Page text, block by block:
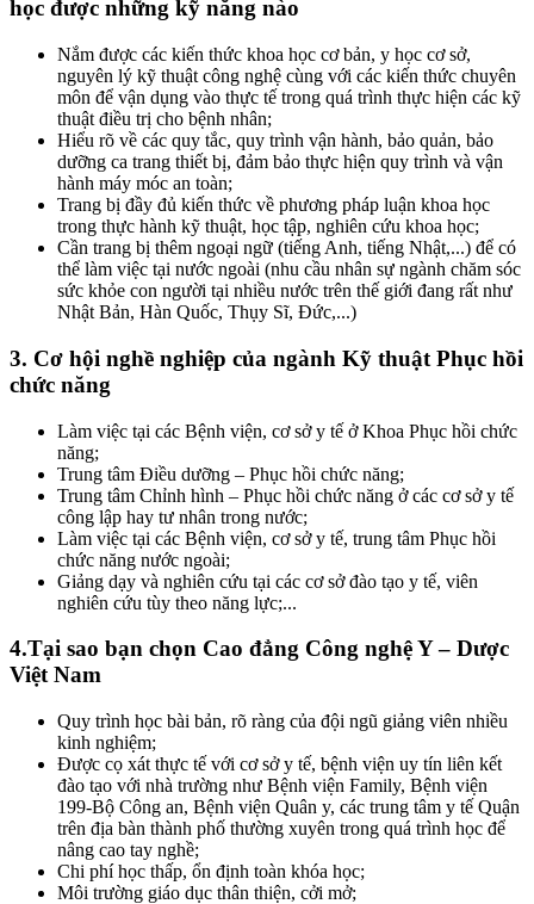
học được những kỹ năng nào
Nắm được các kiến thức khoa học cơ bản, y học cơ sở,
nguyên lý kỹ thuật công nghệ cùng với các kiến thức chuyên
môn để vận dụng vào thực tế trong quá trình thực hiện các kỹ
thuật điều trị cho bệnh nhân;
Hiểu rõ về các quy tắc, quy trình vận hành, bảo quản, bảo
dưỡng ca trang thiết bị, đảm bảo thực hiện quy trình và vận
hành máy móc an toàn;
Trang bị đầy đủ kiến thức về phương pháp luận khoa học
trong thực hành kỹ thuật, học tập, nghiên cứu khoa học;
Cần trang bị thêm ngoại ngữ (tiếng Anh, tiếng Nhật,...) để có
thể làm việc tại nước ngoài (nhu cầu nhân sự ngành chăm sóc
sức khỏe con người tại nhiều nước trên thế giới đang rất như
Nhật Bản, Hàn Quốc, Thụy Sĩ, Đức,...)
3. Cơ hội nghề nghiệp của ngành Kỹ thuật Phục hồi
chức năng
Làm việc tại các Bệnh viện, cơ sở y tế ở Khoa Phục hồi chức
năng;
Trung tâm Điều dưỡng – Phục hồi chức năng;
Trung tâm Chỉnh hình – Phục hồi chức năng ở các cơ sở y tế
công lập hay tư nhân trong nước;
Làm việc tại các Bệnh viện, cơ sở y tế, trung tâm Phục hồi
chức năng nước ngoài;
Giảng dạy và nghiên cứu tại các cơ sở đào tạo y tế, viên
nghiên cứu tùy theo năng lực;...
4.Tại sao bạn chọn Cao đẳng Công nghệ Y – Dược
Việt Nam
Quy trình học bài bản, rõ ràng của đội ngũ giảng viên nhiều
kinh nghiệm;
Được cọ xát thực tế với cơ sở y tế, bệnh viện uy tín liên kết
đào tạo với nhà trường như Bệnh viện Family, Bệnh viện
199-Bộ Công an, Bệnh viện Quân y, các trung tâm y tế Quận
trên địa bàn thành phố thường xuyên trong quá trình học để
nâng cao tay nghề;
Chi phí học thấp, ổn định toàn khóa học;
Môi trường giáo dục thân thiện, cởi mở;